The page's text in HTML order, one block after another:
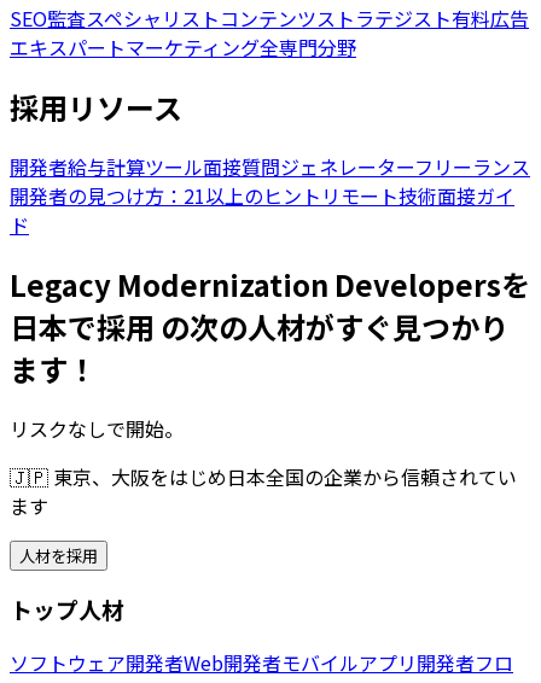
SEO監査スペシャリストコンテンツストラテジスト有料広告
エキスパートマーケティング全専門分野
採用リソース
開発者給与計算ツール面接質問ジェネレーターフリーランス
開発者の見つけ方：21以上のヒント リモート技術面接ガイ
ド
Legacy Modernization Developersを
日本で採用 の次の人材がすぐ見つかり
ます！
リスクなしで開始。
🇯🇵 東京、大阪をはじめ日本全国の企業から信頼されてい
ます
人材を採用
トップ人材
ソフトウェア開発者Web開発者モバイルアプリ開発者フロ